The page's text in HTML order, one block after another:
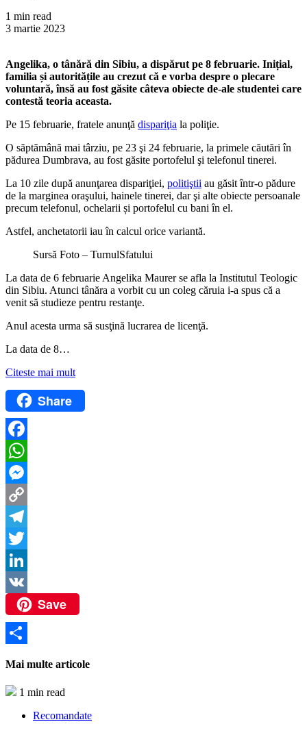
1 min read
3 martie 2023
Angelika, o tânără din Sibiu, a dispărut pe 8 februarie. Inițial,
familia și autoritățile au crezut că e vorba despre o plecare
voluntară, însă au fost găsite câteva obiecte de-ale studentei care
contestă teoria aceasta.
Pe 15 februarie, fratele anunţă dispariţia la poliţie.
O săptămână mai târziu, pe 23 şi 24 februarie, la primele căutări în
pădurea Dumbrava, au fost găsite portofelul şi telefonul tinerei.
La 10 zile după anunţarea dispariţiei, politiştii au găsit într-o pădure
de la marginea oraşului, hainele tinerei, dar şi alte obiecte persoanale
precum telefonul, ochelarii și portofelul cu bani în el.
Astfel, anchetatorii iau în calcul orice variantă.
Sursă Foto – TurnulSfatului
La data de 6 februarie Angelika Maurer se afla la Institutul Teologic
din Sibiu. Atunci tânăra a vorbit cu un coleg căruia i-a spus că a
venit să studieze pentru restanţe.
Anul acesta urma să susţină lucrarea de licenţă.
La data de 8…
Citeste mai mult
Share
Facebook
WhatsApp
Messenger
Copy
Link
Telegram
Twitter
LinkedIn
VK
Save
Mai multe articole
1 min read
Recomandate